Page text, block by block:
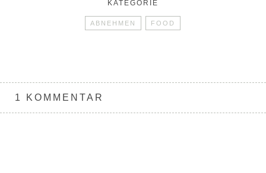
KATEGORIE
ABNEHMEN FOOD
1 KOMMENTAR